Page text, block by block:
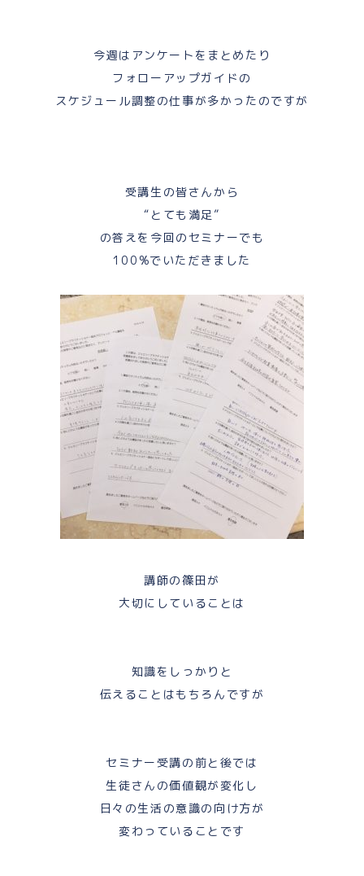
今週はアンケートをまとめたり
フォローアップガイドの
スケジュール調整の仕事が多かったのですが
受講生の皆さんから
“とても満足”
の答えを今回のセミナーでも
100%でいただきました
講師の篠田が
大切にしていることは
知識をしっかりと
伝えることはもちろんですが
セミナー受講の前と後では
生徒さんの価値観が変化し
日々の生活の意識の向け方が
変わっていることです